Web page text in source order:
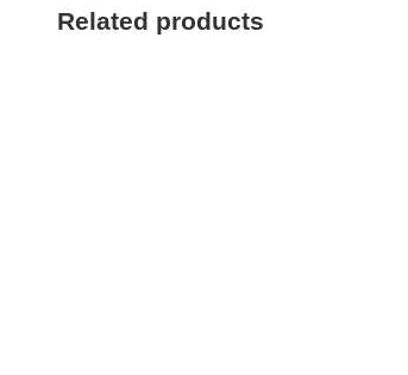
Related products